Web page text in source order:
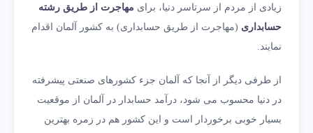
زیادی از مردم از سرتاسر دنیا، برای مهاجرت از طریق رشته
حسابداری (مهاجرت از طریق حسابداری) به کشور آلمان اقدام
نمایند.
از طرفی دیگر از آنجا که آلمان جزء کشورهای صنعتی پیشرفته
در دنیا محسوب می شود، درآمد حسابدار در آلمان از موقعیت
بسیار خوبی برخوردار است و این کشور هم در زمره بهترین